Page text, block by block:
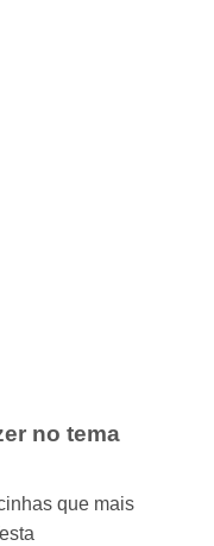
no tema
que mais